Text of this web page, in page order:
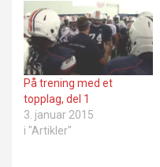
På trening med et
topplag, del 1
3. januar 2015
i "Artikler"